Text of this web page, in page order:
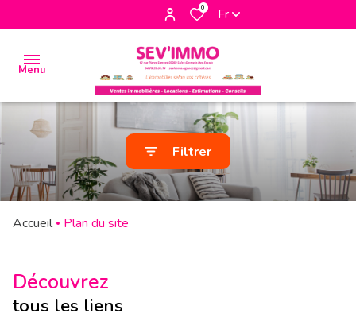
0 Fr
Menu
accueil
biens
à la
vente
la
location
Filtrer
Accueil Plan du site
Découvrez
tous les liens